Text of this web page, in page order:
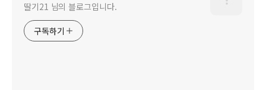
딸기21 님의 블로그입니다.
구독하기